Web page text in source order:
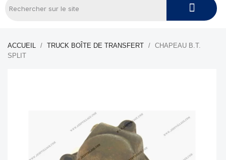
ACCUEIL TRUCK BOÎTE DE TRANSFERT
CHAPEAU B.T.
SPLIT